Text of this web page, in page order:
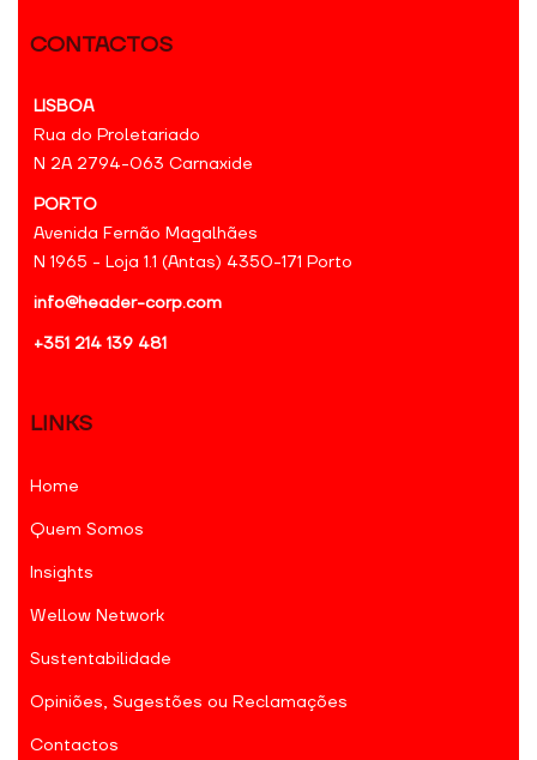
CONTACTOS
LISBOA
Rua do Proletariado
N 2A 2794-063 Carnaxide
PORTO
Avenida Fernão Magalhães
N 1965 - Loja 1.1 (Antas) 4350-171 Porto
info@header-corp.com
+351 214 139 481
LINKS
Home
Quem Somos
Insights
Wellow Network
Sustentabilidade
Opiniões, Sugestões ou Reclamações
Contactos